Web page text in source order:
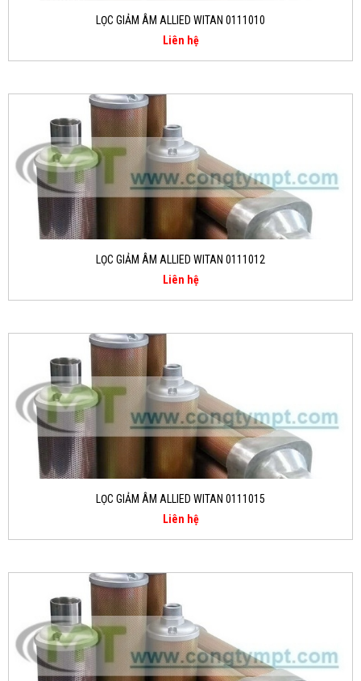
LỌC GIẢM ÂM ALLIED WITAN 0111010
Liên hệ
LỌC GIẢM ÂM ALLIED WITAN 0111012
Liên hệ
LỌC GIẢM ÂM ALLIED WITAN 0111015
Liên hệ